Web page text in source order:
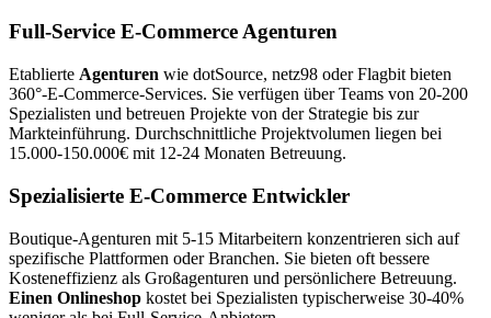
Full-Service E-Commerce Agenturen
Etablierte Agenturen wie dotSource, netz98 oder Flagbit bieten
360°-E-Commerce-Services. Sie verfügen über Teams von 20-200
Spezialisten und betreuen Projekte von der Strategie bis zur
Markteinführung. Durchschnittliche Projektvolumen liegen bei
15.000-150.000€ mit 12-24 Monaten Betreuung.
Spezialisierte E-Commerce Entwickler
Boutique-Agenturen mit 5-15 Mitarbeitern konzentrieren sich auf
spezifische Plattformen oder Branchen. Sie bieten oft bessere
Kosteneffizienz als Großagenturen und persönlichere Betreuung.
Einen Onlineshop kostet bei Spezialisten typischerweise 30-40%